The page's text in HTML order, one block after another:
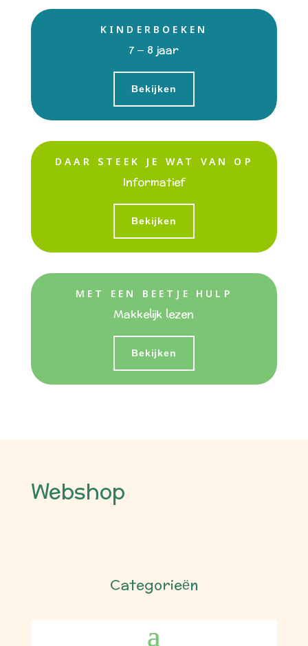
KINDERBOEKEN
7 – 8 jaar
Bekijken
DAAR STEEK JE WAT VAN OP
Informatief
Bekijken
MET EEN BEETJE HULP
Makkelijk lezen
Bekijken
Webshop
Categorieën